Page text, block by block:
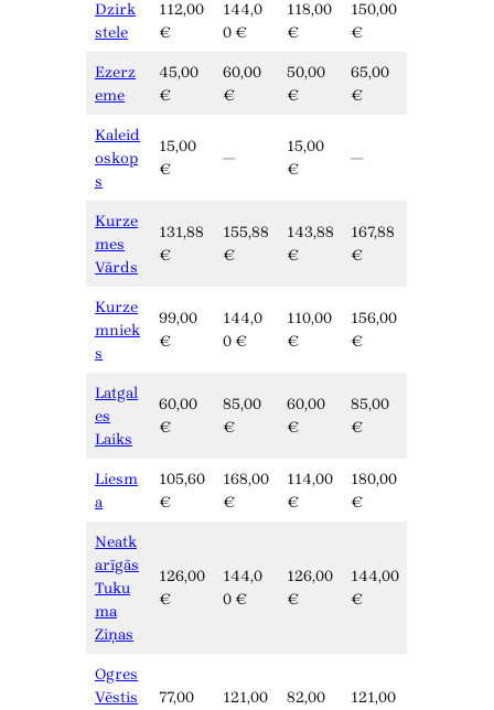
Dzirk
stele
112,00
€
144,0
0 €
118,00
€
150,00
€
Ezerz
eme
45,00
€
60,00
€
50,00
€
65,00
€
Kaleid
oskop
s
15,00
€
—
15,00
€
—
Kurze
mes
Vārds
131,88
€
155,88
€
143,88
€
167,88
€
Kurze
mniek
s
99,00
€
144,0
0 €
110,00
€
156,00
€
Latgal
es
Laiks
60,00
€
85,00
€
60,00
€
85,00
€
Liesm
a
105,60
€
168,00
€
114,00
€
180,00
€
Neatk
arīgās
Tuku
ma
Ziņas
126,00
€
144,0
0 €
126,00
€
144,00
€
Ogres
Vēstis
77,00
121,00
82,00
121,00